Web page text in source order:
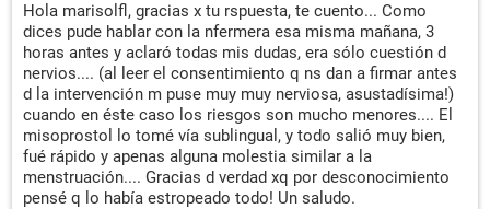
Hola marisolfl, gracias x tu rspuesta, te cuento... Como
dices pude hablar con la nfermera esa misma mañana, 3
horas antes y aclaró todas mis dudas, era sólo cuestión d
nervios.... (al leer el consentimiento q ns dan a firmar antes
d la intervención m puse muy muy nerviosa, asustadísima!)
cuando en éste caso los riesgos son mucho menores.... El
misoprostol lo tomé vía sublingual, y todo salió muy bien,
fué rápido y apenas alguna molestia similar a la
menstruación.... Gracias d verdad xq por desconocimiento
pensé q lo había estropeado todo! Un saludo.